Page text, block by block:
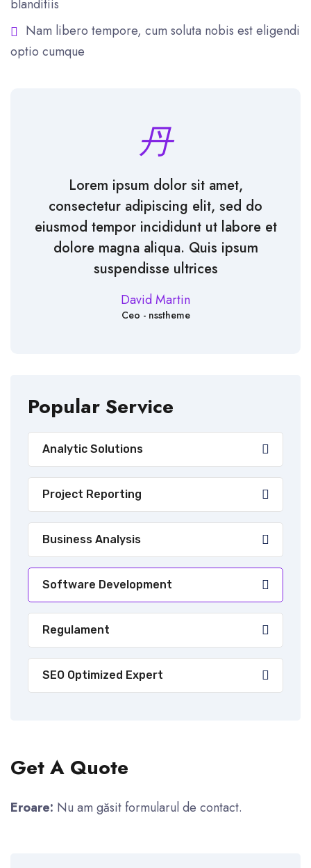
blanditiis
Nam libero tempore, cum soluta nobis est eligendi
optio cumque
Lorem ipsum dolor sit amet,
consectetur adipiscing elit, sed do
eiusmod tempor incididunt ut labore et
dolore magna aliqua. Quis ipsum
suspendisse ultrices
David Martin
Ceo - nsstheme
Popular Service
Analytic Solutions
Project Reporting
Business Analysis
Software Development
Regulament
SEO Optimized Expert
Get A Quote
Eroare: Nu am găsit formularul de contact.